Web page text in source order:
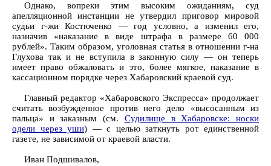
Однако, вопреки этим высоким ожиданиям, суд
апелляционной инстанции не утвердил приговор мировой
судьи г-жи Костюченко — год условно, а изменил его,
назначив «наказание в виде штрафа в размере 60 000
рублей». Таким образом, уголовная статья в отношении г-на
Глухова так и не вступила в законную силу — он теперь
имеет право обжаловать и это, более мягкое, наказание в
кассационном порядке через Хабаровский краевой суд.
Главный редактор «Хабаровского Экспресса» продолжает
считать возбужденное против него дело «высосанным из
пальца» и заказным (см. Судилище в Хабаровске: носки
одели через уши) — с целью заткнуть рот единственной
газете, не зависимой от краевой власти.
Иван Подшивалов,